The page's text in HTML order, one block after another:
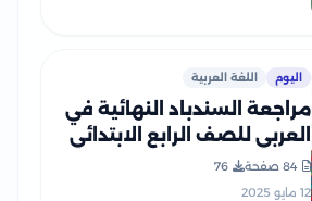
اليوم اللغة العربية
مراجعة السندباد النهائية في
العربي للصف الرابع الابتدائي
الترم الثاني PDF
84 صفحة
76
12 مايو 2025